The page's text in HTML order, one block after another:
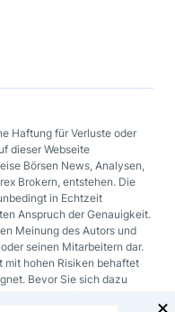
Haftung für Verluste oder
dieser Webseite
Börsen News, Analysen,
Brokern, entstehen. Die
in Echtzeit
Anspruch der Genauigkeit.
Meinung des Autors und
seinen Mitarbeitern dar.
mit hohen Risiken behaftet
Bevor Sie sich dazu